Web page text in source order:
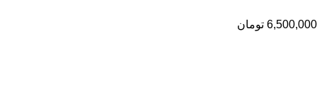
6,500,000 تومان